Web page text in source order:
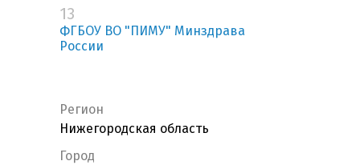
13
ФГБОУ ВО "ПИМУ" Минздрава
России
Регион
Нижегородская область
Город